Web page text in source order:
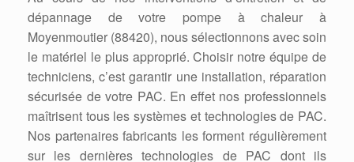
dépannage de votre pompe à chaleur à
Moyenmoutier (88420), nous sélectionnons avec soin
le matériel le plus approprié. Choisir notre équipe de
techniciens, c’est garantir une installation, réparation
sécurisée de votre PAC. En effet nos professionnels
maîtrisent tous les systèmes et technologies de PAC.
Nos partenaires fabricants les forment régulièrement
sur les dernières technologies de PAC dont ils